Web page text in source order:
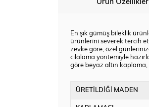
Ürün
En şık gümüş bileklik
ürünlerini severek tercih
zevke göre, özel
cilalama yöntemiyle
göre beyaz altın
ÜRETİLDİĞİ MADEN